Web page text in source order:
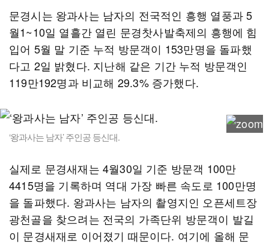
문경시는 왕과사는 남자의 전국적인 흥행 열풍과 5
월1~10일 열흘간 열린 문경찻사발축제의 흥행에 힘
입어 5월 말 기준 누적 방문객이 153만명을 돌파했
다고 2일 밝혔다. 지난해 같은 기간 누적 방문객인
119만192명과 비교해 29.3% 증가했다.
‘왕과사는 남자’ 주인공 등신대.
실제로 문경새재는 4월30일 기준 방문객 100만
4415명을 기록하며 역대 가장 빠른 속도로 100만명
을 돌파했다. 왕과사는 남자의 촬영지인 오픈세트장
광천골을 찾으려는 전국의 가족단위 방문객이 발길
이 문경새재로 이어졌기 때문이다. 여기에 올해 문